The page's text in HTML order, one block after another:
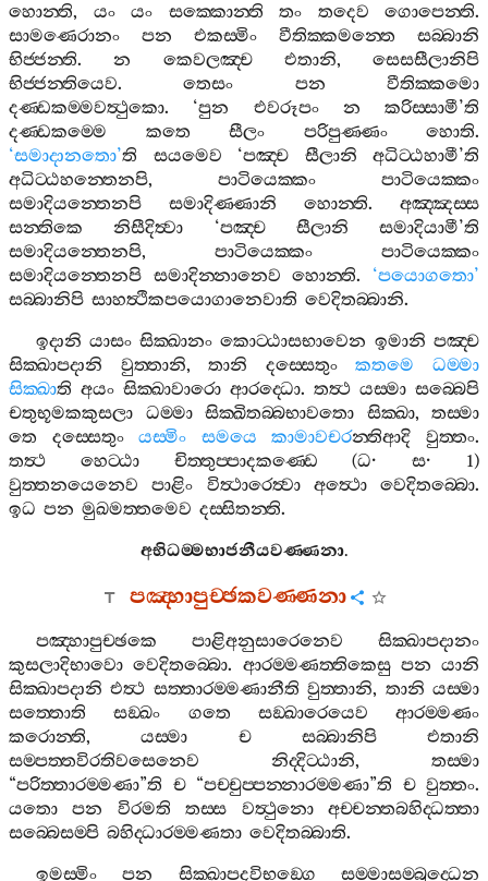
හොන‍්ති, යං යං සක‍්කොන‍්ති තං තදෙව ගොපෙන‍්ති.
සාමණෙරානං
පන එකස‍්මිං වීතික‍්කමන‍්තෙ
සබ‍්බානි
භිජ‍්ජන‍්ති.න කෙවලඤ‍්ච එතානි, සෙසසීලානිපි
භිජ‍්ජන‍්තියෙව.තෙසං පන
වීතික‍්කමො
දණ‍්ඩකම‍්මවත්‍ථුකො. ‘පුන එවරූපං න කරිස‍්සාමී’ති
දණ‍්ඩකම‍්මෙ
කතෙ සීලං පරිපුණ‍්ණං හොති.
‘සමාදානතො’ති සයමෙව ‘පඤ‍්ච සීලානි අධිට‍්ඨහාමී’ති
අධිට‍්ඨහන‍්තෙනපි, පාටියෙක‍්කං
පාටියෙක‍්කං
සමාදියන‍්තෙනපි
සමාදිණ‍්ණානි හොන‍්ති. අඤ‍්ඤස‍්ස
සන‍්තිකෙ
නිසීදිත්‍වා ‘පඤ‍්ච සීලානි සමාදියාමී’ති
සමාදියන‍්තෙනපි, පාටියෙක‍්කං
පාටියෙක‍්කං
සමාදියන‍්තෙනපි සමාදින‍්නානෙව හොන‍්ති. ‘පයොගතො’
සබ‍්බානිපි සාහත්‍ථිකපයොගානෙවාති වෙදිතබ‍්බානි.
ඉදානි යාසං සික‍්ඛානං කොට‍්ඨාසභාවෙන ඉමානි පඤ‍්ච
සික‍්ඛාපදානි
වුත‍්තානි,තානි දස‍්සෙතුං කතමෙ
ධම‍්මා
සික‍්ඛාති අයං සික‍්ඛාවාරො ආරද‍්ධො. තත්‍ථ යස‍්මා සබ‍්බෙපි
චතුභූමකකුසලා
ධම‍්මා සික‍්ඛිතබ‍්බභාවතො සික‍්ඛා, තස‍්මා
තෙ
දස‍්සෙතුං යස‍්මිං සමයෙ කාමාවචරන‍්තිආදි වුත‍්තං.
තත්‍ථ
හෙට‍්ඨා චිත‍්තුප‍්පාදකණ‍්ඩෙ (ධ·ස· 1)
වුත‍්තනයෙනෙව
පාළිං විත්‍ථාරෙත්‍වා අත්‍ථො වෙදිතබ‍්බො.
ඉධ පන මුඛමත‍්තමෙව දස‍්සිතන‍්ති.
අභිධම‍්මභාජනීයවණ‍්ණනා.
පඤ‍්හාපුච‍්ඡකවණ‍්ණනා
පඤ‍්හාපුච‍්ඡකෙ පාළිඅනුසාරෙනෙව
සික‍්ඛාපදානං
කුසලාදිභාවො වෙදිතබ‍්බො. ආරම‍්මණත‍්තිකෙසු පන යානි
සික‍්ඛාපදානි එත්‍ථ සත‍්තාරම‍්මණානීති වුත‍්තානි, තානි යස‍්මා
සත‍්තොති
සඞ‍්ඛං ගතෙ සඞ‍්ඛාරෙයෙව
ආරම‍්මණං
කරොන‍්ති,යස‍්මා ච සබ‍්බානිපි
එතානි
සම‍්පත‍්තවිරතිවසෙනෙව
නිද‍්දිට‍්ඨානි, තස‍්මා
“පරිත‍්තාරම‍්මණා”ති ච“පච‍්චුප‍්පන‍්නාරම‍්මණා”ති ච වුත‍්තං.
යතො
පන විරමති තස‍්ස වත්‍ථුනො
අච‍්චන‍්තබහිද‍්ධත‍්තා
සබ‍්බෙසම‍්පි බහිද‍්ධාරම‍්මණතා වෙදිතබ‍්බාති.
ඉමස‍්මිං
පන සික‍්ඛාපදවිභඞ‍්ගෙ සම‍්මාසම‍්බුද‍්ධෙන